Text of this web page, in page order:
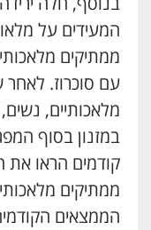
המעידים על
ממתיקים
עם סוכרוז.
מלאכותיים,
במזנון בסוף
קודמים הראו
ממתיקים
הממצאים